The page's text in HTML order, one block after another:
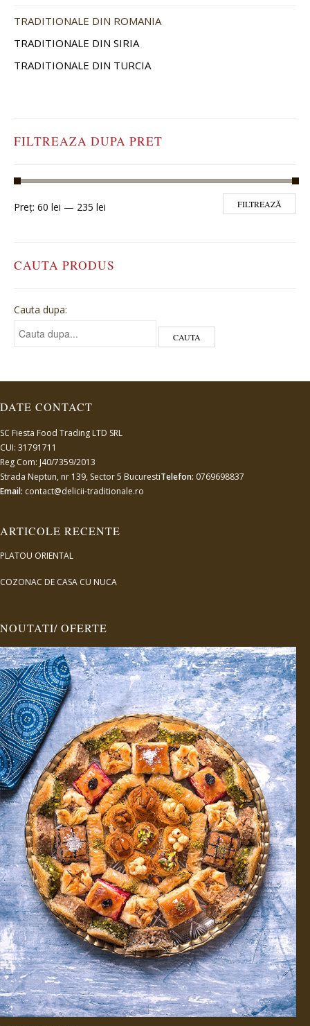
TRADITIONALE DIN ROMANIA
TRADITIONALE DIN SIRIA
TRADITIONALE DIN TURCIA
FILTREAZA DUPA PRET
FILTREAZĂ
Preț: 60 lei — 235 lei
CAUTA PRODUS
Cauta dupa:
DATE CONTACT
SC Fiesta Food Trading LTD SRL
CUI: 31791711
Reg Com: J40/7359/2013
Strada Neptun, nr 139, Sector 5 BucurestiTelefon: 0769698837
Email: contact@delicii-traditionale.ro
ARTICOLE RECENTE
PLATOU ORIENTAL
COZONAC DE CASA CU NUCA
NOUTATI/ OFERTE